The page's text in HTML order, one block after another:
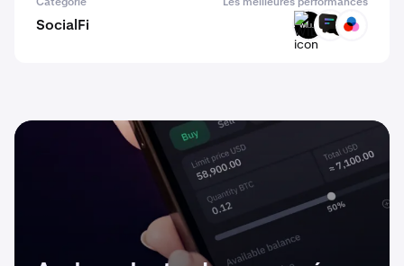
SocialFi WILLU CHAT COMMON